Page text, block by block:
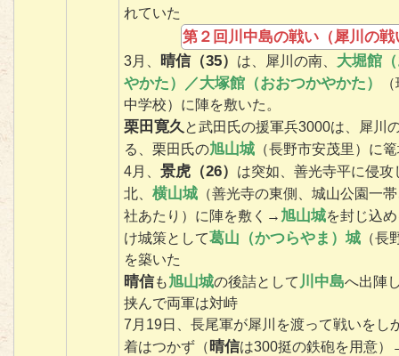
れていた
第２回川中島の戦い（犀川の戦
3月、 晴信（35） は、犀川の南、 大堀館
やかた）／大塚館（おおつかやかた）
中学校）に陣を敷いた。
栗田寛久と武田氏の援軍兵3000は、犀川
る、栗田氏の旭山城 （長野市安茂里）に
4月、 景虎（26）
は突如、善光寺平に侵攻
北、 横山城 （善光寺の東側、城山公園一
社あたり）に陣を敷く→ 旭山城を封じ込
け城策として葛山（かつらやま）城 （長
を築いた
晴信も旭山城の後詰として 川中島へ出陣
挟んで両軍は対峙
7月19日、長尾軍が犀川を渡って戦いをし
着はつかず（晴信は300挺の鉄砲を用意